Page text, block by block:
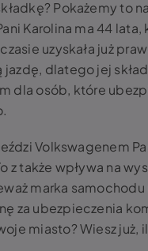
Pokażemy to
Karolina ma 44
uzyskała już
jazdę, dlatego jej
dla osób, które
Volkswagenem
z także wpływa na
marka samochodu
za ubezpieczenia
miasto? Wiesz już,